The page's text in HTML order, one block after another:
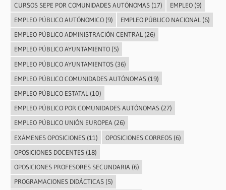
CURSOS SEPE POR COMUNIDADES AUTÓNOMAS(17) EMPLEO(9)
EMPLEO PÚBLICO AUTÓNOMICO(9) EMPLEO PÚBLICO NACIONAL (6)
EMPLEO PÚBLICO ADMINISTRACIÓN CENTRAL(26)
EMPLEO PÚBLICO AYUNTAMIENTO(5)
EMPLEO PÚBLICO AYUNTAMIENTOS(36)
EMPLEO PÚBLICO COMUNIDADES AUTÓNOMAS(19)
EMPLEO PÚBLICO ESTATAL (10)
EMPLEO PÚBLICO POR COMUNIDADES AUTÓNOMAS(27)
EMPLEO PÚBLICO UNIÓN EUROPEA(26)
EXÁMENES OPOSICIONES(11) OPOSICIONES CORREOS(6)
OPOSICIONES DOCENTES(18)
OPOSICIONES PROFESORES SECUNDARIA (6)
PROGRAMACIONES DIDÁCTICAS(5)